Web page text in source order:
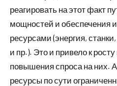
реагировать на этот факт
мощностей и обеспечения
ресурсами (энергия,
и пр.). Это и привело к
повышения спроса на них.
ресурсы по сути